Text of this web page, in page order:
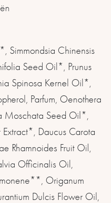
Simmondsia Chinensis
Seed Oil*, Prunus
Spinosa Kernel Oil*,
Parfum, Oenothera
Moschata Seed Oil*,
Daucus Carota
Rhamnoides Fruit Oil,
Officinalis Oil,
Origanum
Dulcis Flower Oil,